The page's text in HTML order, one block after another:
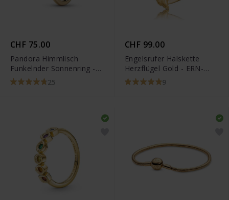
CHF 75.00
Pandora Himmlisch
Funkelnder Sonnenring -
162674C0125
CHF 99.00
Engelsrufer Halskette
Herzflügel Gold - ERN-
LILHEARTWING-G
9